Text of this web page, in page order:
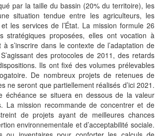
par la taille du bassin (20% du territoire), les
situation tendue entre les agriculteurs, les
les services de l’État. La mission formule 26
stratégiques proposées, elles ont vocation à
s’inscrire dans le contexte de l’adaptation de
des protocoles de 2011, des retards
Ils ont fixé des volumes prélevables
De nombreux projets de retenues de
ne seront que partiellement réalisés d’ici 2021.
échéance se situera en dessous de la valeur
La mission recommande de concentrer et de
de projets ayant de meilleures chances
environnementale et d’acceptabilité sociale.